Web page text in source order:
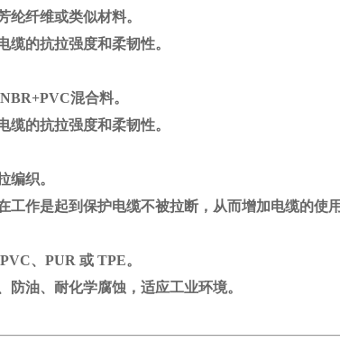
维或类似材料。
拉强度和柔韧性。
混合料。
缆的抗拉强度和柔韧性。
织。
起到保护电缆不被拉断，从而增加电缆的使用
PUR 或 TPE。
耐化学腐蚀，适应工业环境。